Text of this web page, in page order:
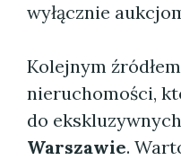
wyłącznie
Kolejnym
nieruchomości,
do ekskluzywnych
Warszawie.